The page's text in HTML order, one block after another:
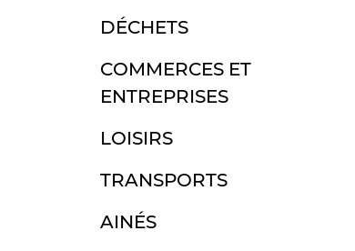
DÉCHETS
COMMERCES ET
ENTREPRISES
LOISIRS
TRANSPORTS
AINÉS